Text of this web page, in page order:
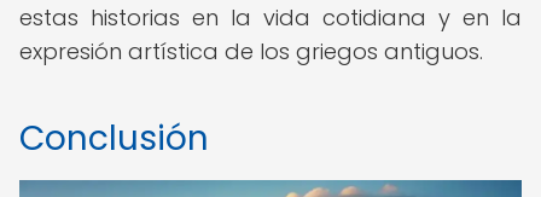
estas historias en la vida cotidiana y en la
expresión artística de los griegos antiguos.
Conclusión